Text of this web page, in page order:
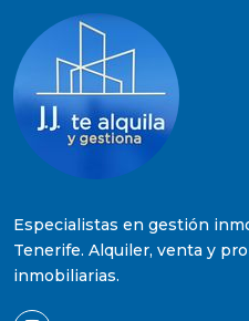
Especialistas en gestión
Tenerife. Alquiler, venta y
inmobiliarias.